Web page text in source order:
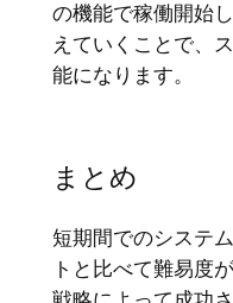
の機能で稼働開始
えていくことで、
能になります。
まとめ
短期間でのシステ
トと比べて難易度